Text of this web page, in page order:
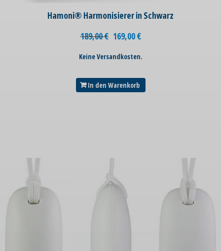
Hamoni® Harmonisierer in Schwarz
189,00€ 169,00€
Keine Versandkosten.
In den Warenkorb